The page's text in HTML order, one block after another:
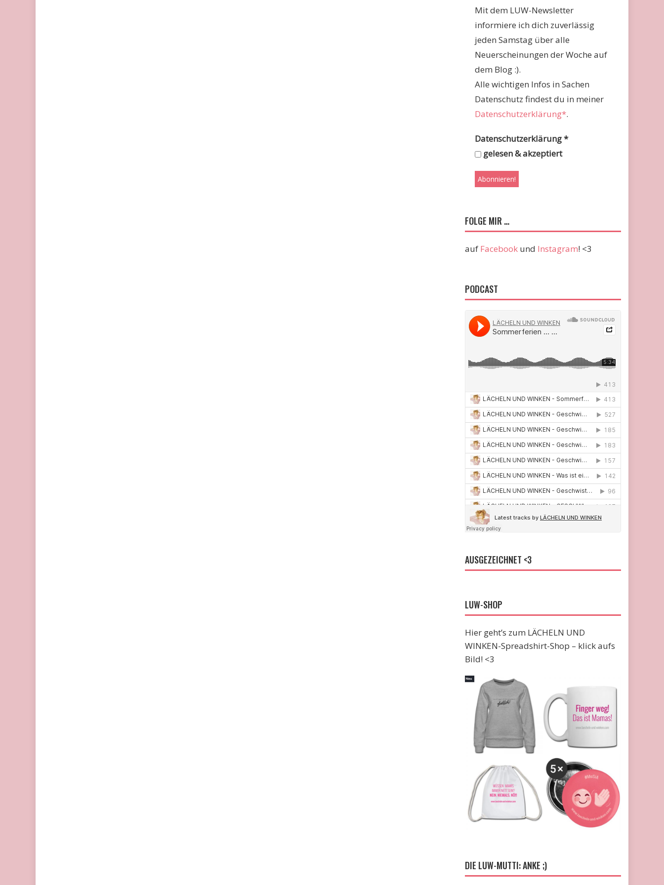
Mit dem LUW-Newsletter
informiere ich dich zuverlässig
jeden Samstag über alle
Neuerscheinungen der Woche auf
dem Blog :).
Alle wichtigen Infos in Sachen
Datenschutz findest du in meiner
Datenschutzerklärung*.
Datenschutzerklärung*
gelesen & akzeptiert
FOLGE MIR …
auf Facebook und Instagram! <3
PODCAST
AUSGEZEICHNET <3
LUW-SHOP
Hier geht’s zum LÄCHELN UND
WINKEN-Spreadshirt-Shop – klick aufs
Bild! <3
DIE LUW-MUTTI: ANKE ;)